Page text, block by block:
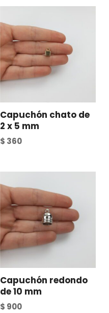
Capuchón chato de
2 x 5 mm
$ 360
Capuchón redondo
de 10 mm
$ 900